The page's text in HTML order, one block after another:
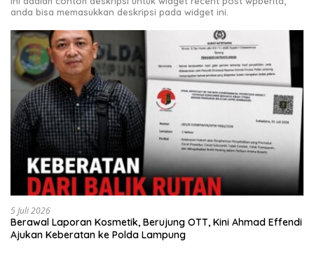
anda bisa memasukkan deskripsi pada widget ini.
5 Juli 2026
Berawal Laporan Kosmetik, Berujung OTT, Kini Ahmad Effendi
Ajukan Keberatan ke Polda Lampung